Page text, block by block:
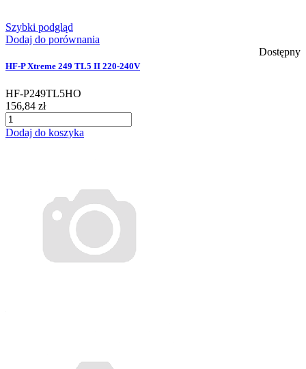
Szybki podgląd
Dodaj do porównania
Dostępny
HF-P Xtreme 249 TL5 II 220-240V
HF-P249TL5HO
156,84 zł
Dodaj do koszyka